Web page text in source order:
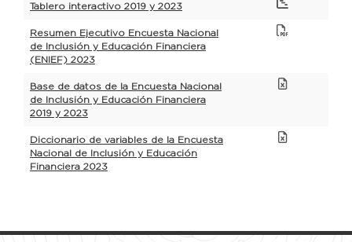
Tablero interactivo 2019 y 2023
Resumen Ejecutivo Encuesta Nacional
de Inclusión y Educación Financiera
(ENIEF) 2023
Base de datos de la Encuesta Nacional
de Inclusión y Educación Financiera
2019 y 2023
Diccionario de variables de la Encuesta
Nacional de Inclusión y Educación
Financiera 2023